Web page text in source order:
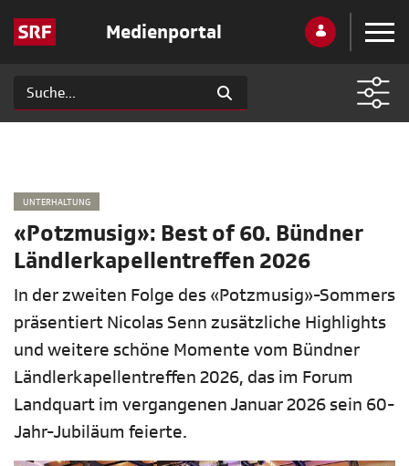
Medienportal
UNTERHALTUNG
«Potzmusig»: Best of 60. Bündner
Ländlerkapellentreffen 2026
In der zweiten Folge des «Potzmusig»-Sommers
präsentiert Nicolas Senn zusätzliche Highlights
und weitere schöne Momente vom Bündner
Ländlerkapellentreffen 2026, das im Forum
Landquart im vergangenen Januar 2026 sein 60-
Jahr-Jubiläum feierte.